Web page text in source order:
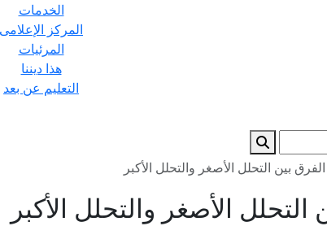
الخدمات
المركز الإعلامى
المرئيات
هذا ديننا
التعليم عن بعد
بين التحلل الأصغر والتحلل الأكبر
التحلل الأصغر والتحلل الأكبر